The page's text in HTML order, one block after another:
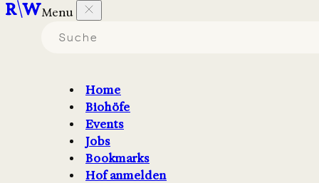
Menu
Home
Biohöfe
Events
Jobs
Bookmarks
Hof anmelden
Biohöfe
Karte